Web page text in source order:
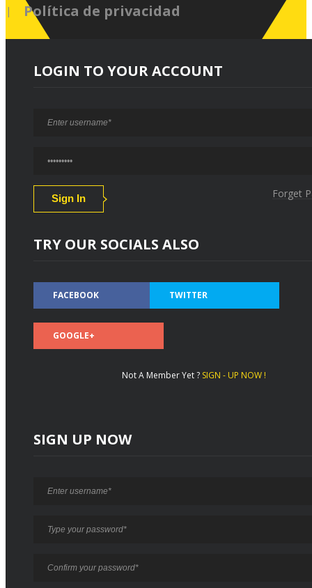
Política de privacidad
LOGIN TO YOUR ACCOUNT
Forget
TRY OUR SOCIALS ALSO
FACEBOOK TWITTER
GOOGLE+
Not A Member Yet ? SIGN - UP NOW !
SIGN UP NOW